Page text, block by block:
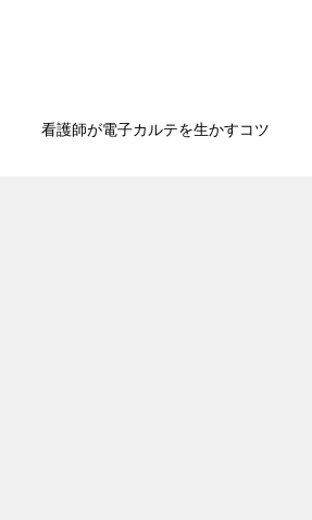
看護師が電子カルテを生かすコツ